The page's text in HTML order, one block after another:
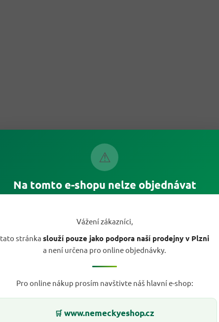
⚠
Na tomto e-shopu nelze objednávat
Vážení zákazníci,
tato stránka slouží pouze jako podpora naší prodejny v Plzni
a není určena pro online objednávky.
Pro online nákup prosím navštivte náš hlavní e-shop:
🛒 www.nemeckyeshop.cz